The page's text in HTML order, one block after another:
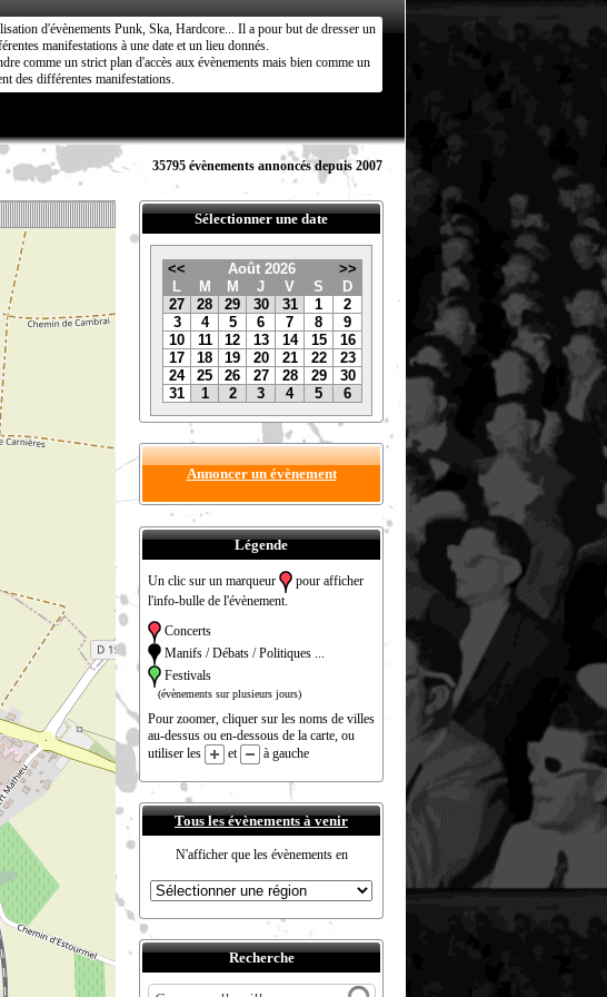
d'évènements Punk, Ska, Hardcore... Il a pour but de dresser un
manifestations à une date et un lieu donnés.
comme un strict plan d'accès aux évènements mais bien comme un
des différentes manifestations.
35795 évènements annoncés depuis 2007
Sélectionner une date
<< Août 2026
>>
L
M M J V S
D
27
28 29 30 31 1
2
3
4 5 6 7 8
9
10
11 12 13 14 15
16
17
18 19 20 21 22
23
24
25 26 27 28 29
30
31
1 2 3 4 5 6
Annoncer un évènement
Légende
Un clic sur un marqueur
pour afficher
l'info-bulle de l'évènement.
Concerts
Manifs / Débats / Politiques ...
Festivals
(évènements sur plusieurs jours)
Pour zoomer, cliquer sur les noms de villes
au-dessus ou en-dessous de la carte, ou
utiliser les
et à gauche
Tous les évènements à venir
N'afficher que les évènements en
Recherche